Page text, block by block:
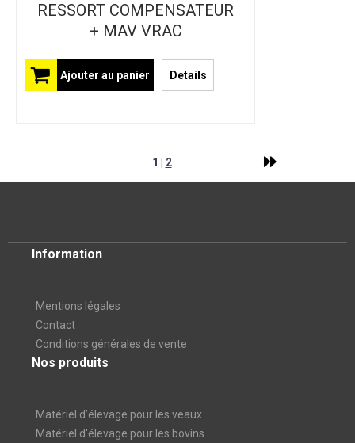
RESSORT COMPENSATEUR
+ MAV VRAC
Ajouter au panier Details
1 | 2
Information
Mentions légales
Contact
Conditions générales de vente
Nos produits
Matériel d’élevage pour les veaux
Matériel d'élevage pour les bovins